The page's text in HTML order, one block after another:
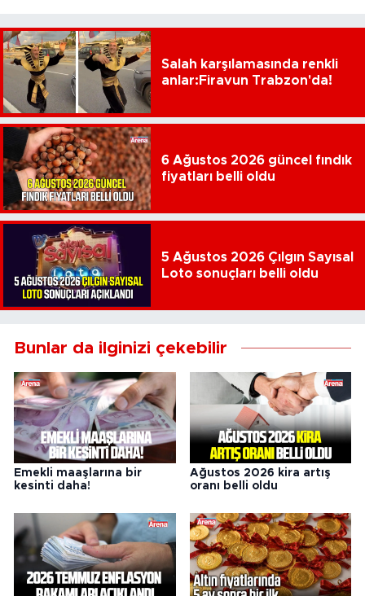
Salah karşılamasında renkli
anlar:Firavun Trabzon'da!
6 Ağustos 2026 güncel fındık
fiyatları belli oldu
5 Ağustos 2026 Çılgın Sayısal
Loto sonuçları belli oldu
Bunlar da ilginizi çekebilir
Emekli maaşlarına bir
kesinti daha!
Ağustos 2026 kira artış
oranı belli oldu